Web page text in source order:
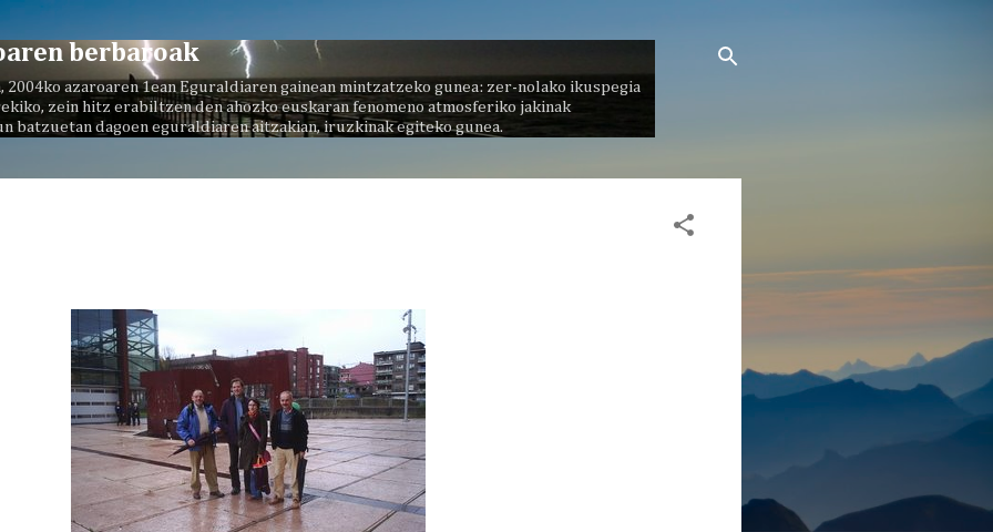
berbaroak
2004ko azaroaren 1ean Eguraldiaren gainean mintzatzeko gunea: zer-nolako ikuspegia
zein hitz erabiltzen den ahozko euskaran fenomeno atmosferiko jakinak
batzuetan dagoen eguraldiaren aitzakian, iruzkinak egiteko gunea.